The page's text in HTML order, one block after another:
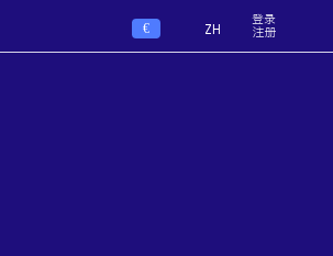
€ ZH
登录
注册